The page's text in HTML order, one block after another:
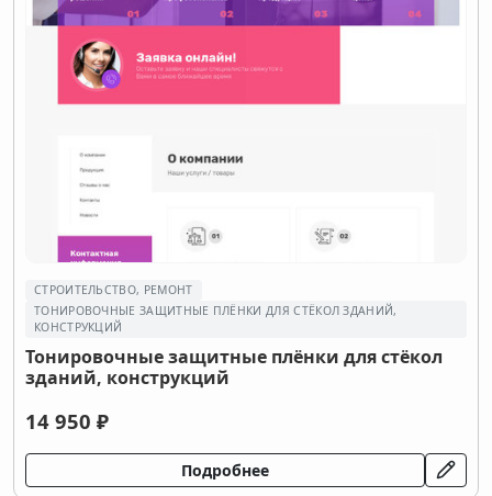
СТРОИТЕЛЬСТВО, РЕМОНТ
ТОНИРОВОЧНЫЕ ЗАЩИТНЫЕ ПЛЁНКИ ДЛЯ СТЁКОЛ ЗДАНИЙ,
КОНСТРУКЦИЙ
Тонировочные защитные плёнки для стёкол
зданий, конструкций
14 950 ₽
Подробнее